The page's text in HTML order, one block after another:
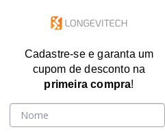
Cadastre-se e garanta um
cupom de desconto na
primeira compra!